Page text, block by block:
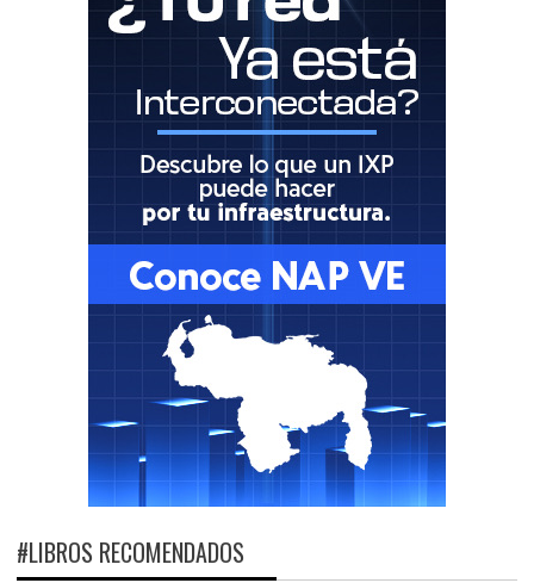
#LIBROS RECOMENDADOS